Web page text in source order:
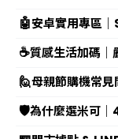
🤖安卓實用專區
☕質感生活加碼｜
🙋母親節購機常
🛡️為什麼選米可｜